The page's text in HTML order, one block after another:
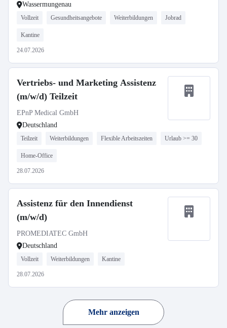
Wassermungenau
Vollzeit Gesundheitsangebote Weiterbildungen Jobrad
Kantine
24.07.2026
Vertriebs- und Marketing Assistenz
(m/w/d) Teilzeit
EPnP Medical GmbH
Deutschland
Teilzeit Weiterbildungen Flexible Arbeitszeiten Urlaub >= 30
Home-Office
28.07.2026
Assistenz für den Innendienst
(m/w/d)
PROMEDIATEC GmbH
Deutschland
Vollzeit Weiterbildungen Kantine
28.07.2026
Mehr anzeigen